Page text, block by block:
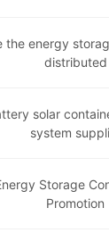
the energy
distributed
solar
system
Storage
Promotion